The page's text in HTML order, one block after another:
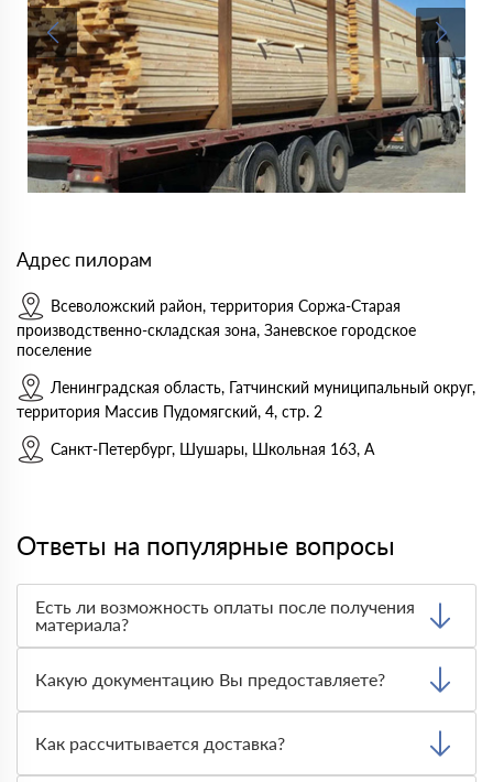
Адрес пилорам
Всеволожский район, территория Соржа-Старая
производственно-складская зона, Заневское городское
поселение
Ленинградская область, Гатчинский муниципальный округ,
территория Массив Пудомягский, 4, стр. 2
Санкт-Петербург, Шушары, Школьная 163, А
Ответы на популярные вопросы
Есть ли возможность оплаты после получения
материала?
оплата по факту получения товара. При этом, если
доставленный товар был ненадлежащего качества, то
Вы вправе от него отказаться.
Какую документацию Вы предоставляете?
сертификаты и паспорта качества, а также товарно-
транспортную накладную.
Как рассчитывается доставка?